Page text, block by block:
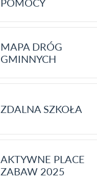
POMOCY
MAPA DRÓG
GMINNYCH
ZDALNA SZKOŁA
AKTYWNE PLACE
ZABAW 2025